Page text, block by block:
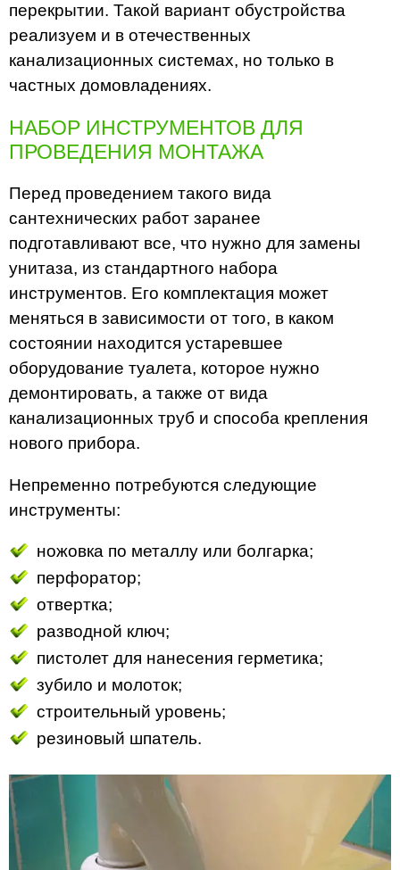
перекрытии. Такой вариант обустройства
реализуем и в отечественных
канализационных системах, но только в
частных домовладениях.
НАБОР ИНСТРУМЕНТОВ ДЛЯ
ПРОВЕДЕНИЯ МОНТАЖА
Перед проведением такого вида
сантехнических работ заранее
подготавливают все, что нужно для замены
унитаза, из стандартного набора
инструментов. Его комплектация может
меняться в зависимости от того, в каком
состоянии находится устаревшее
оборудование туалета, которое нужно
демонтировать, а также от вида
канализационных труб и способа крепления
нового прибора.
Непременно потребуются следующие
инструменты:
ножовка по металлу или болгарка;
перфоратор;
отвертка;
разводной ключ;
пистолет для нанесения герметика;
зубило и молоток;
строительный уровень;
резиновый шпатель.